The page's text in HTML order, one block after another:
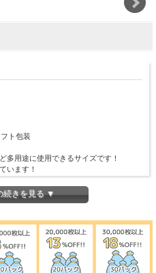
ト包装
多用途に使用できるサイズです！
います！
続きを見る ▼